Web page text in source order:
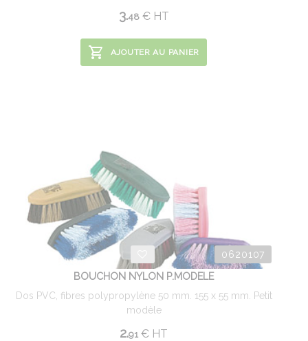
3.48 €HT
AJOUTER AU PANIER
0620107
BOUCHON NYLON P.MODELE
Dos PVC, fibres polypropylène 50 mm. 155 x 55 mm. Petit
modèle
2.91 € HT